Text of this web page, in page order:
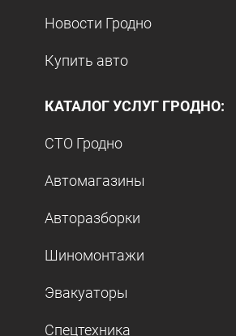
Новости Гродно
Купить авто
КАТАЛОГ УСЛУГ ГРОДНО:
СТО Гродно
Автомагазины
Авторазборки
Шиномонтажи
Эвакуаторы
Спецтехника